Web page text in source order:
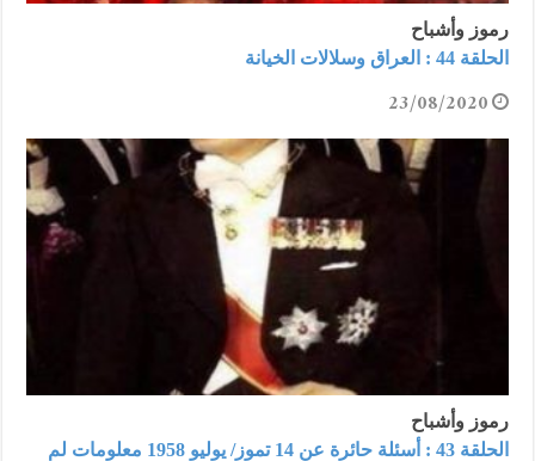
رموز وأشباح
الحلقة 44 : العراق وسلالات الخيانة
23/08/2020
رموز وأشباح
الحلقة 43 : أسئلة حائرة عن 14 تموز/ يوليو 1958 معلومات لم